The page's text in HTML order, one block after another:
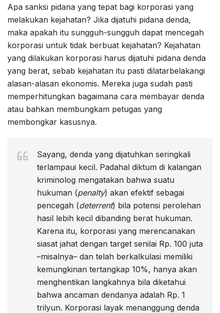
Apa sanksi pidana yang tepat bagi korporasi yang
melakukan kejahatan? Jika dijatuhi pidana denda,
maka apakah itu sungguh-sungguh dapat mencegah
korporasi untuk tidak berbuat kejahatan? Kejahatan
yang dilakukan korporasi harus dijatuhi pidana denda
yang berat, sebab kejahatan itu pasti dilatarbelakangi
alasan-alasan ekonomis. Mereka juga sudah pasti
memperhitungkan bagaimana cara membayar denda
atau bahkan membungkam petugas yang
membongkar kasusnya.
Sayang, denda yang dijatuhkan seringkali
terlampaui kecil. Padahal diktum di kalangan
kriminolog mengatakan bahwa suatu
hukuman (penalty) akan efektif sebagai
pencegah (deterrent) bila potensi perolehan
hasil lebih kecil dibanding berat hukuman.
Karena itu, korporasi yang merencanakan
siasat jahat dengan target senilai Rp. 100 juta
–misalnya– dan telah berkalkulasi memiliki
kemungkinan tertangkap 10%, hanya akan
menghentikan langkahnya bila diketahui
bahwa ancaman dendanya adalah Rp. 1
trilyun. Korporasi layak menanggung denda